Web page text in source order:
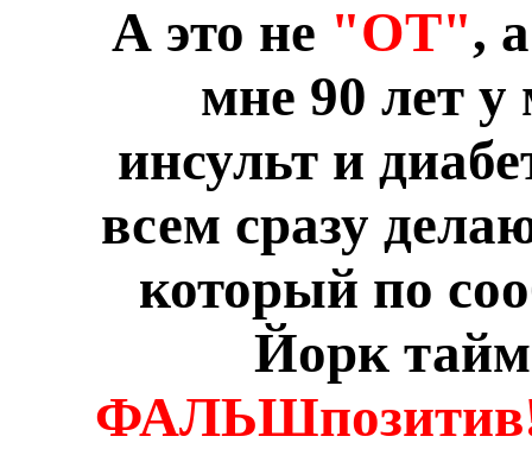
А это не "ОТ",
мне 90 лет
инсульт и
всем сразу
который по
Йорк